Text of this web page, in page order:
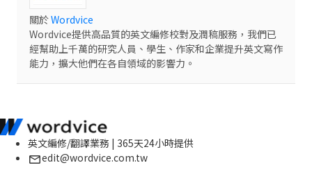
關於Wordvice
Wordvice提供高品質的英文編修校對及潤稿服務，我們已
經幫助上千萬的研究人員、學生、作家和企業提升英文寫作
能力，擴大他們在各自領域的影響力。
英文編修/翻譯業務 | 365天24小時提供
edit@wordvice.com.tw